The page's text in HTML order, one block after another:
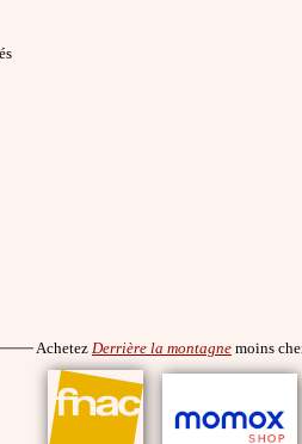
Achetez Derrière la montagne moins